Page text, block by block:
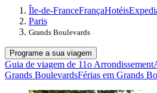
Île-de-FranceFrançaHotéis
Paris
Grands Boulevards
Programe a sua viagem
Guia de viagem de 11o Arrondissement
Grands BoulevardsFérias em Grands